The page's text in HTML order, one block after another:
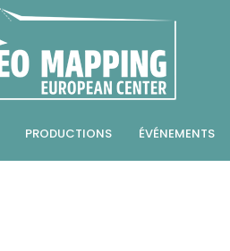
PRODUCTIONS ÉVÉNEMENTS